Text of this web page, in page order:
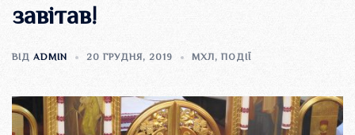
завітав!
ВІД ADMIN 20 ГРУДНЯ, 2019 МХЛ, ПОДІЇ